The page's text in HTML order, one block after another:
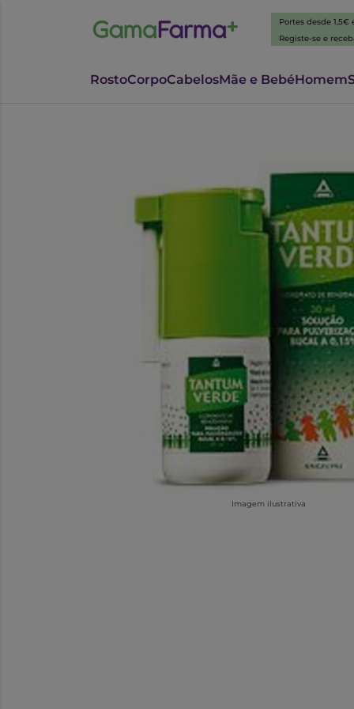
Portes desde
Registe-se e
RostoCorpoCabelosMãe e BebéHomem
Imagem ilustrativa